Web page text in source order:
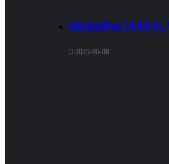
Iduladha 1446
2025-06-08